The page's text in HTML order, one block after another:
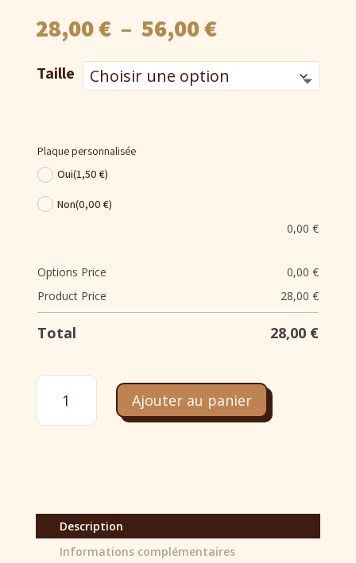
28,00€ – 56,00€Plage
de
prix :
28,00 €
à
Taille
Plaque personnalisée
Oui(1,50 €)
Non(0,00 €)
0,00€
Options Price 0,00€
Product Price
28,00€
Total 28,00 €
quantité
Framboisier
8h)
Ajouter au panier
Description
Informations complémentaires